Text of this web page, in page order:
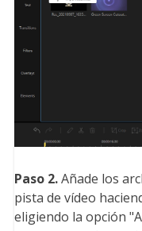
Paso 2.Añade los
pista de vídeo
eligiendo la opción